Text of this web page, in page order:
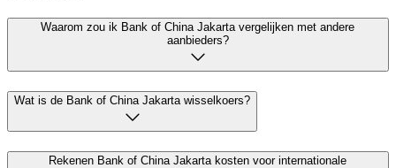
Waarom zou ik Bank of China Jakarta vergelijken met andere
aanbieders?
Wat is de Bank of China Jakarta wisselkoers?
Rekenen Bank of China Jakarta kosten voor internationale